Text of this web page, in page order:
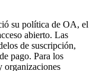
su política de OA, el
abierto. Las
de suscripción,
pago. Para los